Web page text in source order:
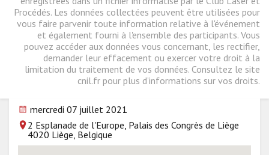
Procédés. Les données collectées peuvent être utilisées pour
vous faire parvenir toute information relative à l'événement
et également fourni à l'ensemble des participants. Vous
pouvez accéder aux données vous concernant, les rectifier,
demander leur effacement ou exercer votre droit à la
limitation du traitement de vos données. Consultez le site
cnil.fr pour plus d’informations sur vos droits.
mercredi 07 juillet 2021
2 Esplanade de l'Europe, Palais des Congrès de Liège
4020 Liège, Belgique